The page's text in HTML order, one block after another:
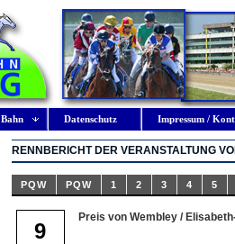
Bahn Datenschutz Impressum /
RENNBERICHT DER VERANSTALTUNG
PQW PQW 1 2 3 4 5
9
Preis von Wembley /